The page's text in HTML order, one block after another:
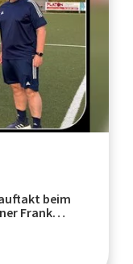
beim
Frank